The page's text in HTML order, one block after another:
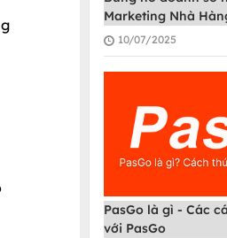
Marketing Nhà
PasGo
10/07/2025
PasGo là gì - Các
với PasGo